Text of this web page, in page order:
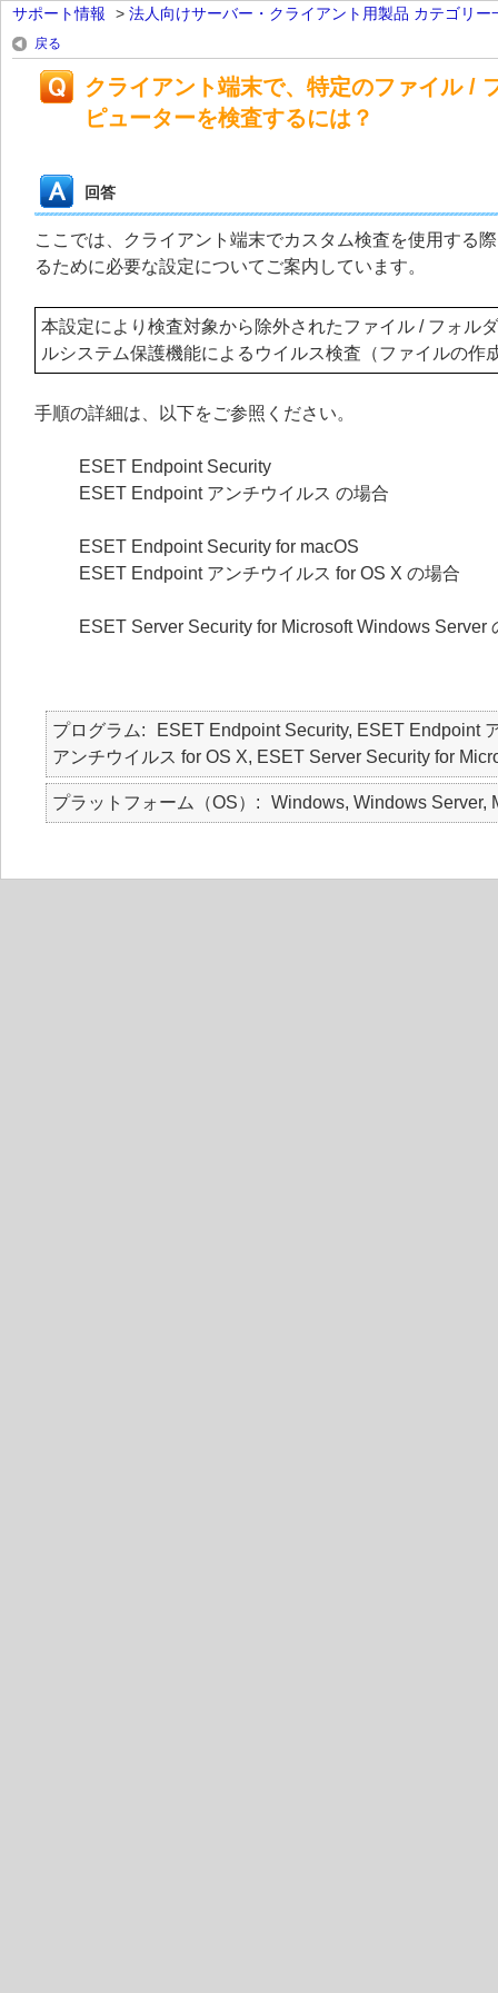
サポート情報 > 法人向けサーバー・クライアント用製品 カテゴリー
戻る
クライアント端末で、特定のファイル /
ピューターを検査するには？
回答
ここでは、クライアント端末でカスタム検査を使用する
るために必要な設定についてご案内しています。
本設定により検査対象から除外されたファイル / フォル
ルシステム保護機能によるウイルス検査（ファイルの
手順の詳細は、以下をご参照ください。
ESET Endpoint Security
ESET Endpoint アンチウイルス の場合
ESET Endpoint Security for macOS
ESET Endpoint アンチウイルス for OS X の場合
ESET Server Security for Microsoft Windows Server
プログラム
ESET Endpoint Security, ESET Endpoint
アンチウイルス for OS X, ESET Server Security for
プラットフォーム（OS） Windows, Windows Server,